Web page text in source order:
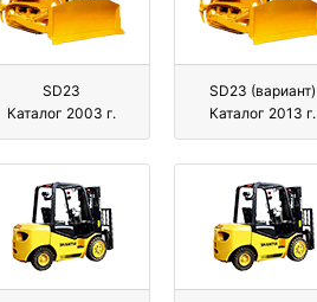
SD23
Каталог 2003 г.
SD23 (вариант)
Каталог 2013 г.